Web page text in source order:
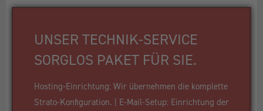
UNSER TECHNIK-SERVICE
SORGLOS PAKET FÜR SIE.
Hosting-Einrichtung: Wir übernehmen die komplette
Strato-Konfiguration. | E-Mail-Setup: Einrichtung der